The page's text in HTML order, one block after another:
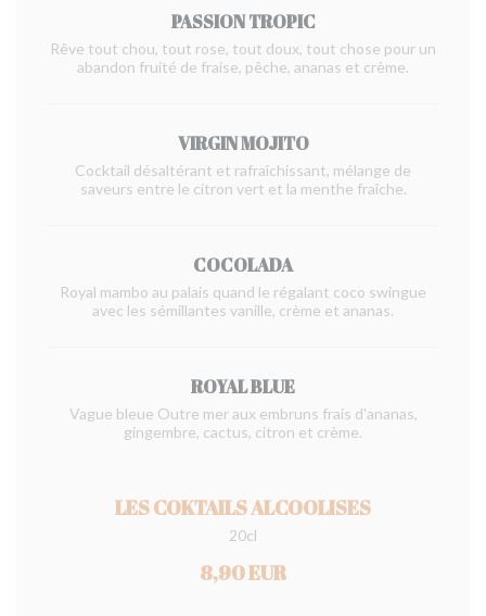
PASSION TROPIC
Rêve tout chou, tout rose, tout doux, tout chose pour un
abandon fruité de fraise, pêche, ananas et crème.
VIRGIN MOJITO
Cocktail désaltérant et rafraîchissant, mélange de
saveurs entre le citron vert et la menthe fraîche.
COCOLADA
Royal mambo au palais quand le régalant coco swingue
avec les sémillantes vanille, crème et ananas.
ROYAL BLUE
Vague bleue Outre mer aux embruns frais d'ananas,
gingembre, cactus, citron et crème.
LES COKTAILS ALCOOLISES
20cl
8,90 EUR